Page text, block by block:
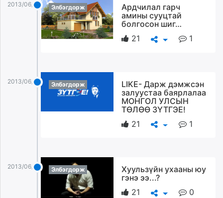
2013/06/20 Элбэгдорж
Ардчилал гарч
амины сууцтай
болгосон шиг…
21
1
2013/06/20 Элбэгдорж
LIKE- Дарж дэмжсэн
залуустаа баярлалаа
МОНГОЛ УЛСЫН
ТӨЛӨӨ ЗҮТГЭЕ!
21
1
2013/06/20 Элбэгдорж
Хуульзүйн ухааны юу
гэнэ ээ...?
21
0